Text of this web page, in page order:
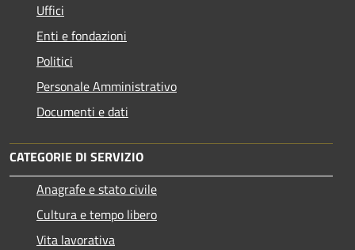
Uffici
Enti e fondazioni
Politici
Personale Amministrativo
Documenti e dati
CATEGORIE DI SERVIZIO
Anagrafe e stato civile
Cultura e tempo libero
Vita lavorativa